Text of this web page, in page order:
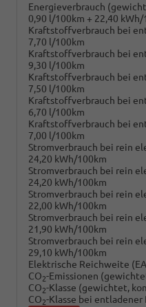
Energieverbrauch
0,90 l/100km + 22,40 kWh/
Kraftstoffverbrauch bei
7,70 l/100km
Kraftstoffverbrauch bei
9,30 l/100km
Kraftstoffverbrauch bei
7,50 l/100km
Kraftstoffverbrauch bei
6,70 l/100km
Kraftstoffverbrauch bei
7,00 l/100km
Stromverbrauch bei rein
24,20 kWh/100km
Stromverbrauch bei rein
24,20 kWh/100km
Stromverbrauch bei rein
22,00 kWh/100km
Stromverbrauch bei rein
21,90 kWh/100km
Stromverbrauch bei rein
29,10 kWh/100km
Elektrische Reichweite
CO2-Emissionen
CO2-Klasse (gewichtet,
CO2-Klasse bei